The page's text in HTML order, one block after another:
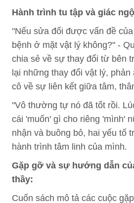
Hành trình tu tập và giác
"Nếu sửa đổi được vấn đề
bệnh ở mặt vật lý không?" -
chia sẻ về sự thay đổi từ bên
lại những thay đổi vật lý,
cô về sự liên kết giữa tâm,
"Vô thường tự nó đã tốt rồi.
cái 'muốn' gì cho riêng 'mình'
nhận và buông bỏ, hai yếu tố
hành trình tâm linh của mình.
Gặp gỡ và sự hướng dẫn
thầy:
Cuốn sách mô tả các cuộc